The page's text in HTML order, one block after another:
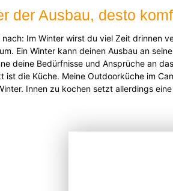
der Ausbau, desto
Im Winter wirst du viel Zeit drinnen
Ein Winter kann deinen Ausbau an
deine Bedürfnisse und Ansprüche an
ist die Küche. Meine Outdoorküche im
Innen zu kochen setzt allerdings